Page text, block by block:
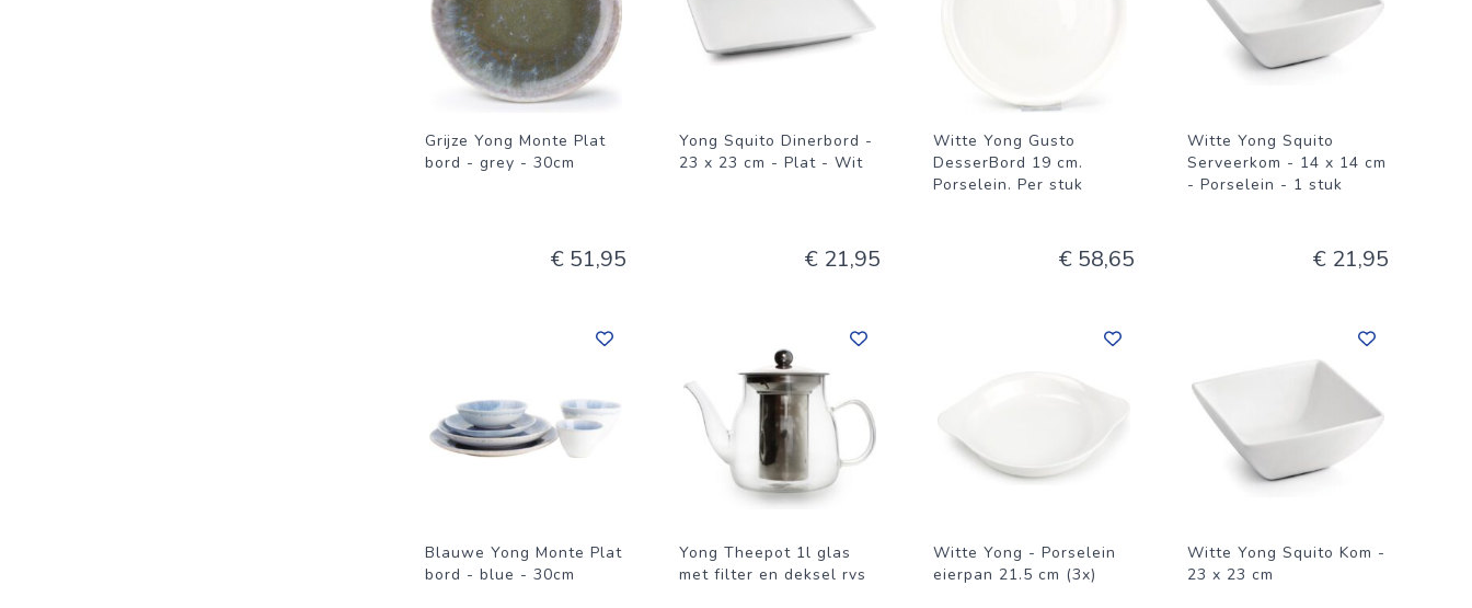
Grijze Yong Monte Plat
bord - grey - 30cm
€ 51,95
Yong Squito Dinerbord -
23 x 23 cm - Plat - Wit
€ 21,95
Witte Yong Gusto
DesserBord 19 cm.
Porselein. Per stuk
€ 58,65
Witte Yong Squito
Serveerkom - 14 x 14 cm
- Porselein - 1 stuk
€ 21,95
Blauwe Yong Monte Plat
bord - blue - 30cm
Yong Theepot 1l glas
met filter en deksel rvs
Witte Yong - Porselein
eierpan 21.5 cm (3x)
Witte Yong Squito Kom -
23 x 23 cm